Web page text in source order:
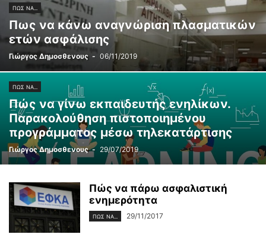
ΠΏΣ ΝΑ...
Πως να κάνω αναγνώριση πλασματικών
ετών ασφάλισης
Γιώργος Δημοσθενους - 06/11/2019
ΠΏΣ ΝΑ...
Πώς να γίνω εκπαιδευτής ενηλίκων.
Παρακολούθηση πιστοποιημένου
προγράμματος μέσω τηλεκατάρτισης
Γιώργος Δημοσθενους - 29/07/2019
Πώς να πάρω ασφαλιστική
ενημερότητα
ΠΏΣ ΝΑ... 29/11/2017